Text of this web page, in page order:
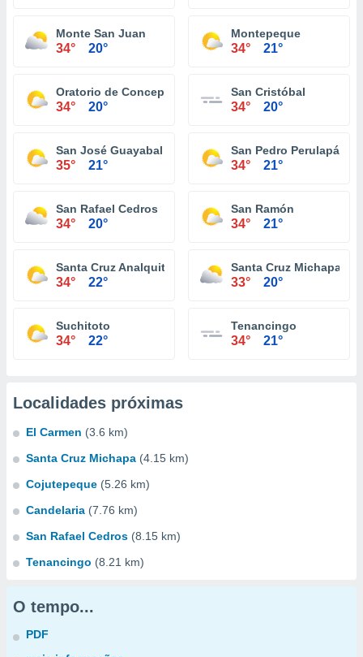
Monte San Juan
34° 20°
Montepeque
34° 21°
Oratorio de Concepción
34° 20°
San Cristóbal
34° 20°
San José Guayabal
35° 21°
San Pedro Perulapán
34° 21°
San Rafael Cedros
34° 20°
San Ramón
34° 21°
Santa Cruz Analquito
34° 22°
Santa Cruz Michapa
33° 20°
Suchitoto
34° 22°
Tenancingo
34° 21°
Localidades próximas
El Carmen (3.6 km)
Santa Cruz Michapa (4.15 km)
Cojutepeque (5.26 km)
Candelaria (7.76 km)
San Rafael Cedros (8.15 km)
Tenancingo (8.21 km)
O tempo...
PDF